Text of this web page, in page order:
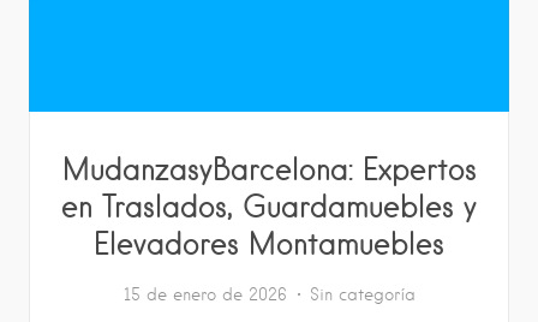
MudanzasyBarcelona: Expertos
en Traslados, Guardamuebles y
Elevadores Montamuebles
15 de enero de 2026 Sin categoría